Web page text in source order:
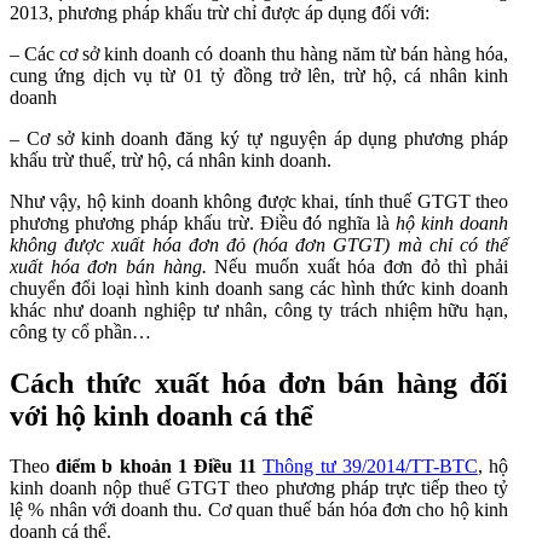
2013, phương pháp khấu trừ chỉ được áp dụng đối với:
– Các cơ sở kinh doanh có doanh thu hàng năm từ bán hàng hóa,
cung ứng dịch vụ từ 01 tỷ đồng trở lên, trừ hộ, cá nhân kinh
doanh
– Cơ sở kinh doanh đăng ký tự nguyện áp dụng phương pháp
khấu trừ thuế, trừ hộ, cá nhân kinh doanh.
Như vậy, hộ kinh doanh không được khai, tính thuế GTGT theo
phương phương pháp khấu trừ. Điều đó nghĩa làhộ kinh doanh
không được xuất hóa đơn đỏ (hóa đơn GTGT) mà chỉ có thể
xuất hóa đơn bán hàng.Nếu muốn xuất hóa đơn đỏ thì phải
chuyển đổi loại hình kinh doanh sang các hình thức kinh doanh
khác như doanh nghiệp tư nhân, công ty trách nhiệm hữu hạn,
công ty cổ phần…
Cách thức xuất hóa đơn bán hàng đối
với hộ kinh doanh cá thể
Theođiểm b khoản 1 Điều 11 Thông tư 39/2014/TT-BTC, hộ
kinh doanh nộp thuế GTGT theo phương pháp trực tiếp theo tỷ
lệ % nhân với doanh thu. Cơ quan thuế bán hóa đơn cho hộ kinh
doanh cá thể.